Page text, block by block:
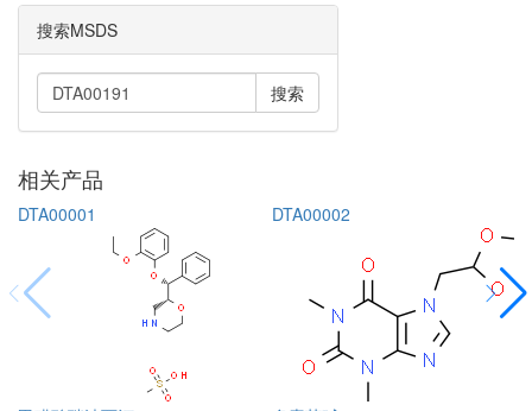
搜索MSDS
搜索
相关产品
DTA00001 DTA00002